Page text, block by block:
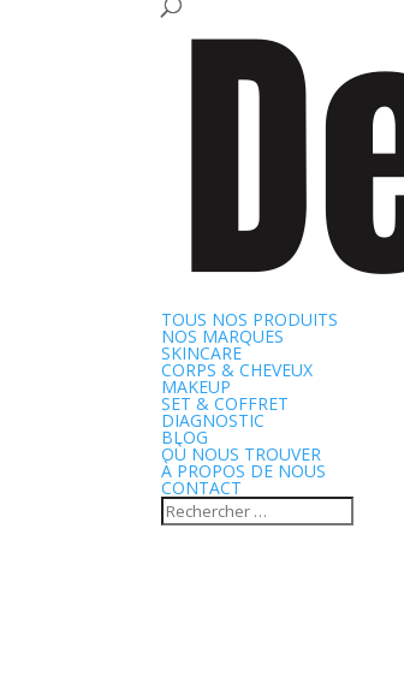
TOUS NOS PRODUITS
NOS MARQUES
SKINCARE
CORPS & CHEVEUX
MAKEUP
SET & COFFRET
DIAGNOSTIC
BLOG
OÙ NOUS TROUVER
À PROPOS DE NOUS
CONTACT